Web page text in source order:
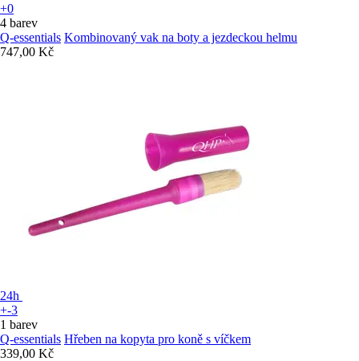
+0
4 barev
Q-essentials Kombinovaný vak na boty a jezdeckou helmu
747,00 Kč
24h
+-3
1 barev
Q-essentials Hřeben na kopyta pro koně s víčkem
339,00 Kč